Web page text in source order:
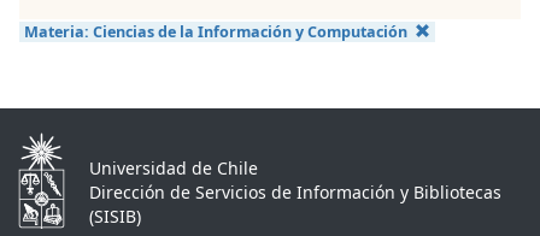
Materia: Ciencias de la Información y Computación
Universidad de Chile
Dirección de Servicios de Información y Bibliotecas
(SISIB)